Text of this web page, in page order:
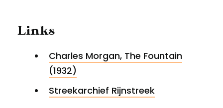
Links
Charles Morgan, The Fountain
(1932)
Streekarchief Rijnstreek